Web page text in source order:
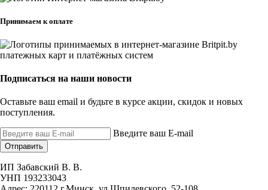
Принимаем к оплате
Подписаться на наши новости
Оставьте ваш email и будьте в курсе акции, скидок и новых
поступления.
Введите ваш E-mail
Отправить
ИП Забавский В. В.
УНП 193233043